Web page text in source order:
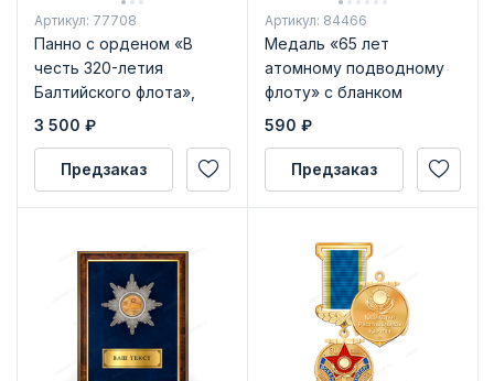
Артикул: 77708
Панно с орденом «В
честь 320-летия
Балтийского флота»,
нейзильбер
3 500 ₽
Предзаказ
Артикул: 84466
Медаль «65 лет
атомному подводному
флоту» с бланком
удостоверения
590 ₽
Предзаказ